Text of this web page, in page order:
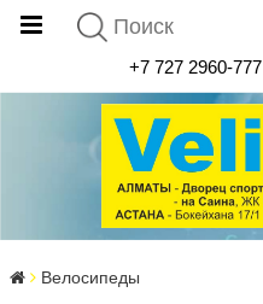
+7 727 2960-777
Велосипеды